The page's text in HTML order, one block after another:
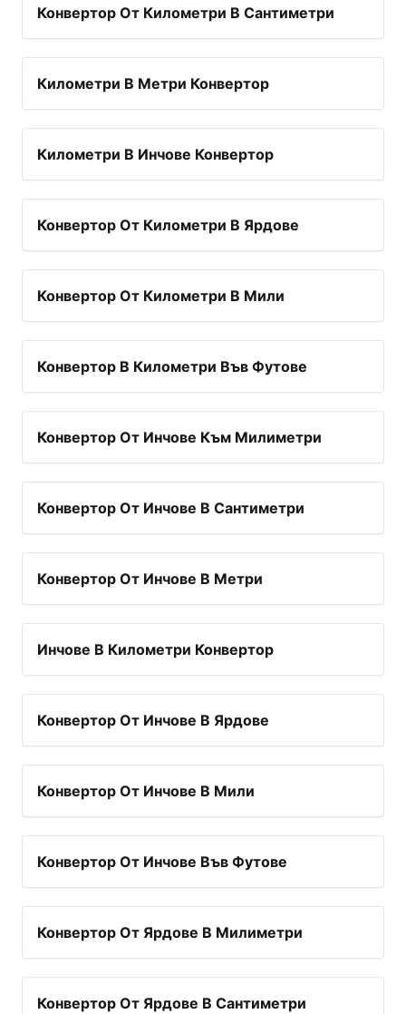
Конвертор От Километри В Сантиметри
Километри В Метри Конвертор
Километри В Инчове Конвертор
Конвертор От Километри В Ярдове
Конвертор От Километри В Мили
Конвертор В Километри Във Футове
Конвертор От Инчове Към Милиметри
Конвертор От Инчове В Сантиметри
Конвертор От Инчове В Метри
Инчове В Километри Конвертор
Конвертор От Инчове В Ярдове
Конвертор От Инчове В Мили
Конвертор От Инчове Във Футове
Конвертор От Ярдове В Милиметри
Конвертор От Ярдове В Сантиметри